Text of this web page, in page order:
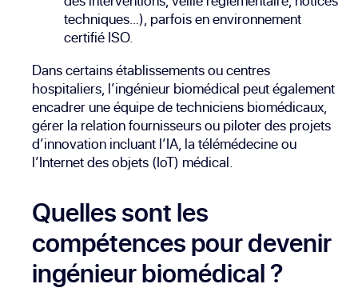
techniques…), parfois en environnement
certifié ISO.
Dans certains établissements ou centres
hospitaliers, l’ingénieur biomédical peut également
encadrer une équipe de techniciens biomédicaux,
gérer la relation fournisseurs ou piloter des projets
d’innovation incluant l’IA, la télémédecine ou
l’Internet des objets (IoT) médical.
Quelles sont les
compétences pour devenir
ingénieur biomédical ?